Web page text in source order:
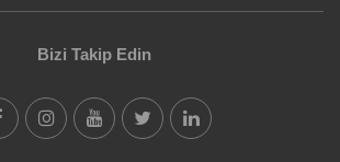
Bizi Takip Edin